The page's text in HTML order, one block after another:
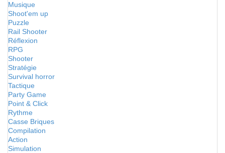
Musique
Shoot'em up
Puzzle
Rail Shooter
Réflexion
RPG
Shooter
Stratégie
Survival horror
Tactique
Party Game
Point & Click
Rythme
Casse Briques
Compilation
Action
Simulation